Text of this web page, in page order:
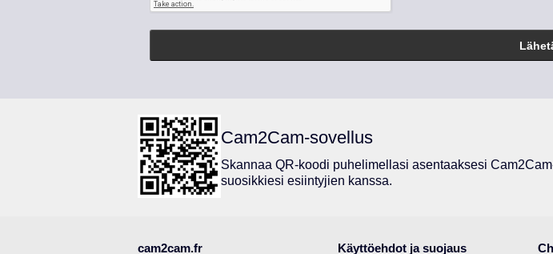
Cam2Cam-sovellus
Skannaa QR-koodi puhelimellasi asentaaksesi
suosikkiesi esiintyjien kanssa.
cam2cam.fr Käyttöehdot ja suojaus